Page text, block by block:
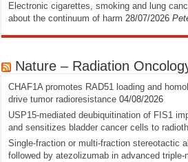
Electronic cigarettes, smoking and lung
about the continuum of harm 28/07/2026
Nature – Radiation
CHAF1A promotes RAD51 loading and
drive tumor radioresistance 04/08/2026
USP15-mediated deubiquitination of FIS1
and sensitizes bladder cancer cells to
Single-fraction or multi-fraction stereotactic
followed by atezolizumab in advanced